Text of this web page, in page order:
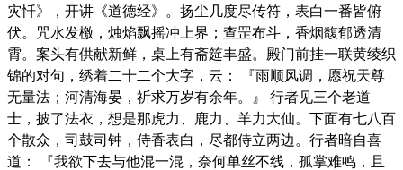
灾忏》，开讲《道德经》。扬尘几度尽传符，表白一番皆俯
伏。咒水发檄，烛焰飘摇冲上界；查罡布斗，香烟馥郁透清
霄。案头有供献新鲜，桌上有斋筵丰盛。殿门前挂一联黄绫织
锦的对句，绣着二十二个大字，云： 『雨顺风调，愿祝天尊
无量法；河清海晏，祈求万岁有余年。』 行者见三个老道
士，披了法衣，想是那虎力、鹿力、羊力大仙。下面有七八百
个散众，司鼓司钟，侍香表白，尽都侍立两边。行者暗自喜
道： 『我欲下去与他混一混，奈何单丝不线，孤掌难鸣，且